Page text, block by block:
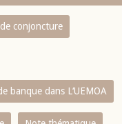
conjoncture
banque dans L‘UEMOA